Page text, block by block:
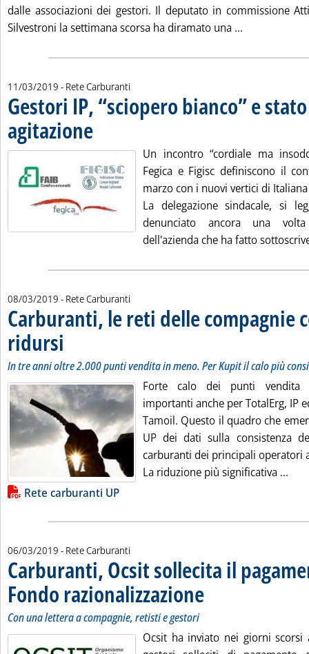
dalle associazioni dei gestori. Il deputato in commissione
Silvestroni la settimana scorsa ha diramato una ...
11/03/2019 - Rete Carburanti
Gestori IP, “sciopero bianco” e
agitazione . Pubblicata lunedì 11 marzo 2019 alle 11.16.
Un incontro “cordiale ma
Fegica e Figisc definiscono il
marzo con i nuovi vertici di
La delegazione sindacale, si
denunciato ancora una
dell'azienda che ha fatto
08/03/2019 - Rete Carburanti
Carburanti, le reti delle compagnie
ridursi . Sottotitolo: In tre anni oltre 2.000 punti vendita in meno. Per Kupit il
In tre anni oltre 2.000 punti vendita in meno. Per Kupit il calo più
Forte calo dei punti vendita
importanti anche per TotalErg, IP
Tamoil. Questo il quadro che
UP dei dati sulla consistenza
carburanti dei principali operatori
La riduzione più significativa ...
Lista allegati PDF alla notizia
Rete carburanti UP
06/03/2019 - Rete Carburanti
Carburanti, Ocsit sollecita il
Fondo razionalizzazione . Sottotitolo: Con una lettera a
. Pubblicata mercoledì 06
Con una lettera a compagnie, retisti e gestori
Ocsit ha inviato nei giorni scorsi